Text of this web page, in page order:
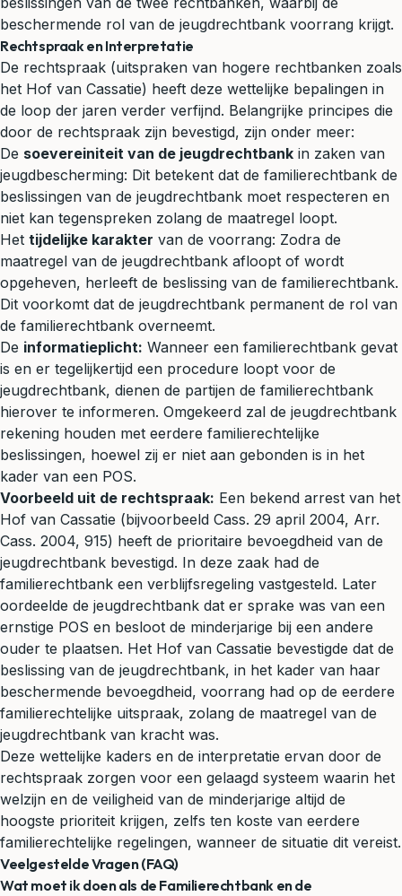
beschermende rol van de jeugdrechtbank voorrang krijgt.
Rechtspraak en Interpretatie
De rechtspraak (uitspraken van hogere rechtbanken zoals
het Hof van Cassatie) heeft deze wettelijke bepalingen in
de loop der jaren verder verfijnd. Belangrijke principes die
door de rechtspraak zijn bevestigd, zijn onder meer:
De soevereiniteit van de jeugdrechtbank in zaken van
jeugdbescherming: Dit betekent dat de familierechtbank de
beslissingen van de jeugdrechtbank moet respecteren en
niet kan tegenspreken zolang de maatregel loopt.
Het tijdelijke karakter van de voorrang: Zodra de
maatregel van de jeugdrechtbank afloopt of wordt
opgeheven, herleeft de beslissing van de familierechtbank.
Dit voorkomt dat de jeugdrechtbank permanent de rol van
de familierechtbank overneemt.
De informatieplicht: Wanneer een familierechtbank gevat
is en er tegelijkertijd een procedure loopt voor de
jeugdrechtbank, dienen de partijen de familierechtbank
hierover te informeren. Omgekeerd zal de jeugdrechtbank
rekening houden met eerdere familierechtelijke
beslissingen, hoewel zij er niet aan gebonden is in het
kader van een POS.
Voorbeeld uit de rechtspraak: Een bekend arrest van het
Hof van Cassatie (bijvoorbeeld Cass. 29 april 2004, Arr.
Cass. 2004, 915) heeft de prioritaire bevoegdheid van de
jeugdrechtbank bevestigd. In deze zaak had de
familierechtbank een verblijfsregeling vastgesteld. Later
oordeelde de jeugdrechtbank dat er sprake was van een
ernstige POS en besloot de minderjarige bij een andere
ouder te plaatsen. Het Hof van Cassatie bevestigde dat de
beslissing van de jeugdrechtbank, in het kader van haar
beschermende bevoegdheid, voorrang had op de eerdere
familierechtelijke uitspraak, zolang de maatregel van de
jeugdrechtbank van kracht was.
Deze wettelijke kaders en de interpretatie ervan door de
rechtspraak zorgen voor een gelaagd systeem waarin het
welzijn en de veiligheid van de minderjarige altijd de
hoogste prioriteit krijgen, zelfs ten koste van eerdere
familierechtelijke regelingen, wanneer de situatie dit vereist.
Veelgestelde Vragen (FAQ)
Wat moet ik doen als de Familierechtbank en de